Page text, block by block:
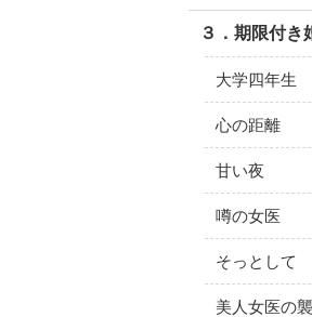
３．期限付き
大学四年生
心の距離
甘い夜
噂の女医
そっとして
美人女医の